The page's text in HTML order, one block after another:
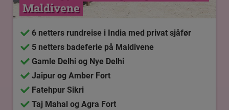
Maldivene
6 netters rundreise i India med privat sjåfør
5 netters badeferie på Maldivene
Gamle Delhi og Nye Delhi
Jaipur og Amber Fort
Fatehpur Sikri
Taj Mahal og Agra Fort